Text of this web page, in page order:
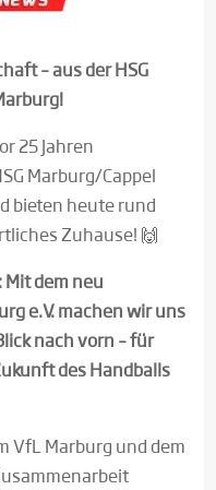
– aus der HSG
25 Jahren
Marburg/Cappel
bieten heute rund
Zuhause! 🙌
dem neu
e.V. machen wir uns
nach vorn – für
des Handballs
VfL Marburg und dem